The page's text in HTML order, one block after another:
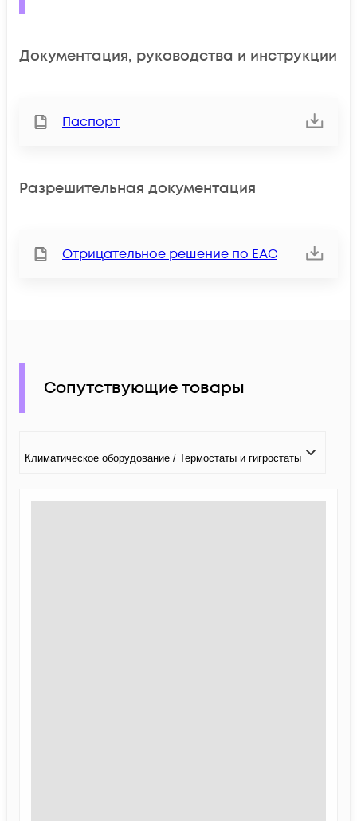
Документация, руководства и инструкции
Паспорт
Разрешительная документация
Отрицательное решение по ЕАС
Сопутствующие товары
Климатичeское оборудование / Термостаты и гигростаты